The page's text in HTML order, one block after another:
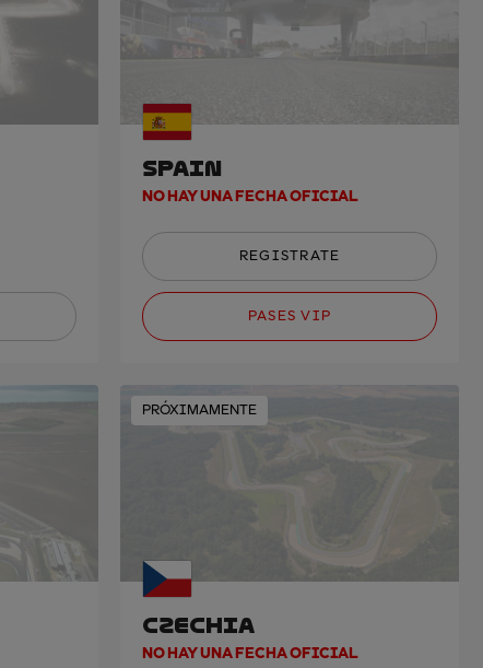
SPAIN
NO HAY UNA FECHA OFICIAL
REGISTRATE
PASES VIP
PRÓXIMAMENTE
CZECHIA
NO HAY UNA FECHA OFICIAL